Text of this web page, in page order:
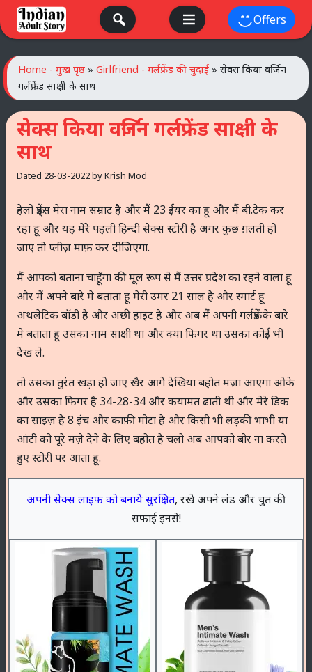
Skip
to
Offers
Home - मुख पृष्ठ » Girlfriend - गर्लफ्रेंड की चुदाई » सेक्स किया वर्जिन
गर्लफ्रेंड साक्षी के साथ
सेक्स किया वर्जिन गर्लफ्रेंड साक्षी के
साथ
Dated 28-03-2022byKrish Mod
हेलो फ्रेंड्स मेरा नाम सम्राट है और मैं 23 ईयर का हू और मैं बी.टेक कर
रहा हू और यह मेरे पहली हिन्दी सेक्स स्टोरी है अगर कुछ ग़लती हो
जाए तो प्लीज़ माफ़ कर दीजिएगा.
मैं आपको बताना चाहूँगा की मूल रूप से मैं उत्तर प्रदेश का रहने वाला हू
और मैं अपने बारे मे बताता हू मेरी उमर 21 साल है और स्मार्ट हू
अथलेटिक बॉडी है और अछी हाइट है और अब मैं अपनी गर्लफ्रेंड के बारे
मे बताता हू उसका नाम साक्षी था और क्या फिगर था उसका कोई भी
देख ले.
तो उसका तुरंत खड़ा हो जाए खैर आगे देखिया बहोत मज़ा आएगा ओके
और उसका फिगर है 34-28-34 और कयामत ढाती थी और मेरे डिक
का साइज़ है 8 इंच और काफ़ी मोटा है और किसी भी लड़की भाभी या
आंटी को पूरे मज़े देने के लिए बहोत है चलो अब आपको बोर ना करते
हुए स्टोरी पर आता हू.
अपनी सेक्स लाइफ को बनाये सुरक्षित, रखे अपने लंड और चुत की
सफाई इनसे!